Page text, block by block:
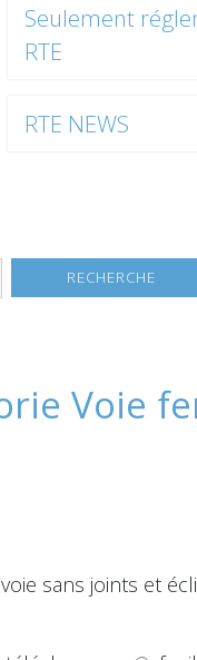
Seulement
RTE
RTE NEWS
Voie
sans joints et